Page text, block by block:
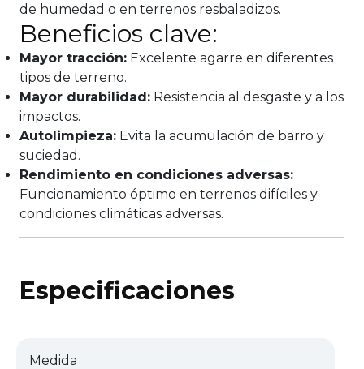
de humedad o en terrenos resbaladizos.
Beneficios clave:
Mayor tracción: Excelente agarre en diferentes
tipos de terreno.
Mayor durabilidad: Resistencia al desgaste y a los
impactos.
Autolimpieza: Evita la acumulación de barro y
suciedad.
Rendimiento en condiciones adversas:
Funcionamiento óptimo en terrenos difíciles y
condiciones climáticas adversas.
Especificaciones
Medida